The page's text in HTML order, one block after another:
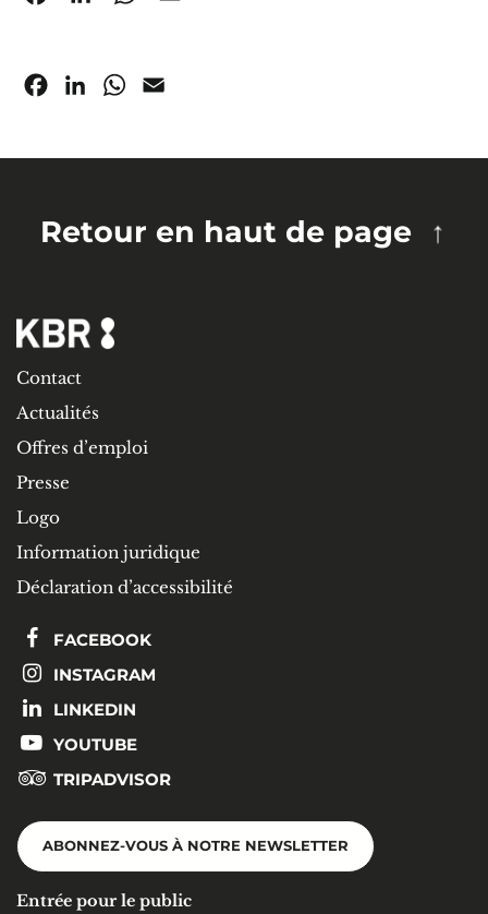
FacebookLinkedInWhatsApp
Retour en haut de page
Contact
Actualités
Offres d’emploi
Presse
Logo
Information juridique
Déclaration d’accessibilité
FACEBOOK
INSTAGRAM
LINKEDIN
YOUTUBE
TRIPADVISOR
ABONNEZ-VOUS À NOTRE NEWSLETTER
Entrée pour le public